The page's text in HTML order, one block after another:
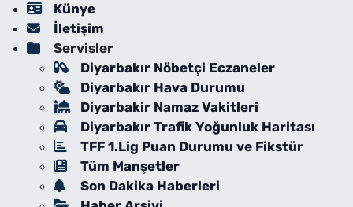
Künye
İletişim
Servisler
Diyarbakır Nöbetçi Eczaneler
Diyarbakır Hava Durumu
Diyarbakir Namaz Vakitleri
Diyarbakır Trafik Yoğunluk Haritası
TFF 1.Lig Puan Durumu ve Fikstür
Tüm Manşetler
Son Dakika Haberleri